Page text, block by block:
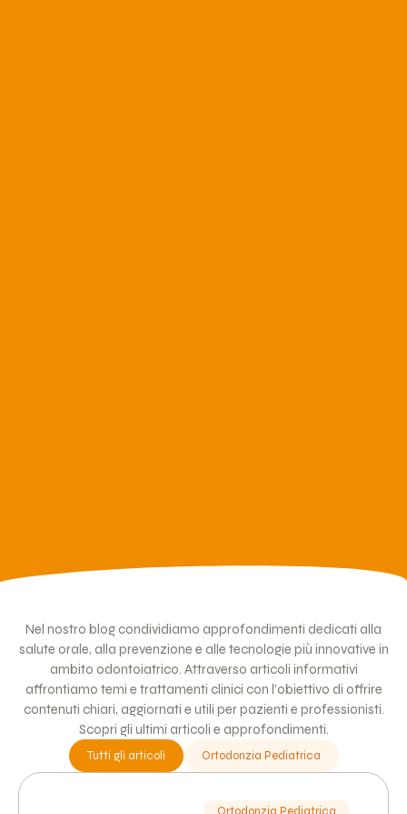
Nel nostro blog condividiamo approfondimenti dedicati alla
salute orale, alla prevenzione e alle tecnologie più innovative in
ambito odontoiatrico. Attraverso articoli informativi
affrontiamo temi e trattamenti clinici con l’obiettivo di offrire
contenuti chiari, aggiornati e utili per pazienti e professionisti.
Scopri gli ultimi articoli e approfondimenti.
Ortodonzia Pediatrica
Tutti gli articoli
Ortodonzia Pediatrica